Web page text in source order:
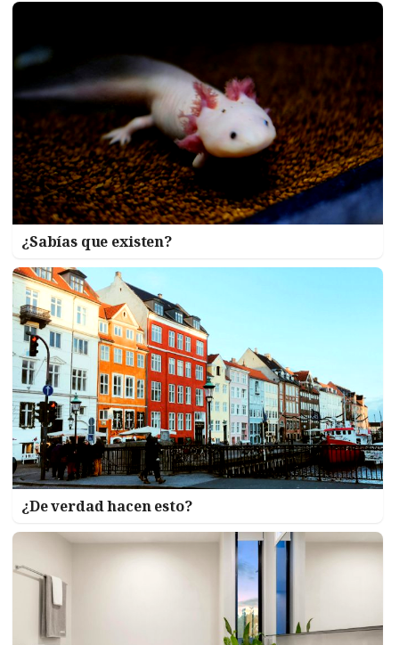
¿Sabías que existen?
¿De verdad hacen esto?